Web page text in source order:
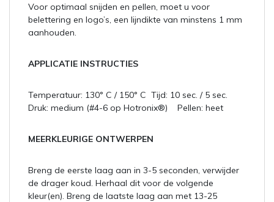
Voor optimaal snijden en pellen, moet u voor
belettering en logo’s, een lijndikte van minstens 1 mm
aanhouden.
APPLICATIE INSTRUCTIES
Temperatuur: 130° C / 150° C Tijd: 10 sec. / 5 sec.
Druk: medium (#4-6 op Hotronix®) Pellen: heet
MEERKLEURIGE ONTWERPEN
Breng de eerste laag aan in 3-5 seconden, verwijder
de drager koud. Herhaal dit voor de volgende
kleur(en). Breng de laatste laag aan met 13-25